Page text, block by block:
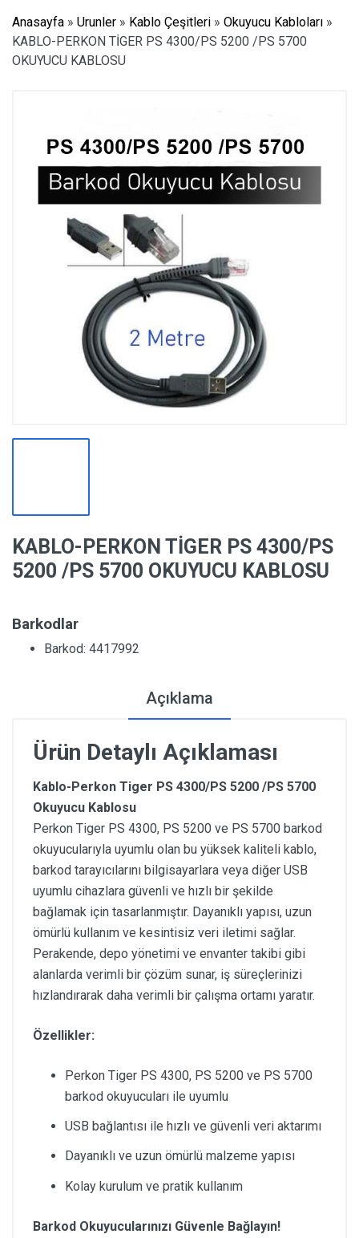
Anasayfa » Urunler » Kablo Çeşitleri » Okuyucu Kabloları »
KABLO-PERKON TİGER PS 4300/PS 5200 /PS 5700
OKUYUCU KABLOSU
KABLO-PERKON TİGER PS 4300/PS
5200 /PS 5700 OKUYUCU KABLOSU
Barkodlar
Barkod: 4417992
Açıklama
Ürün Detaylı Açıklaması
Kablo-Perkon Tiger PS 4300/PS 5200 /PS 5700
Okuyucu Kablosu
Perkon Tiger PS 4300, PS 5200 ve PS 5700 barkod
okuyucularıyla uyumlu olan bu yüksek kaliteli kablo,
barkod tarayıcılarını bilgisayarlara veya diğer USB
uyumlu cihazlara güvenli ve hızlı bir şekilde
bağlamak için tasarlanmıştır. Dayanıklı yapısı, uzun
ömürlü kullanım ve kesintisiz veri iletimi sağlar.
Perakende, depo yönetimi ve envanter takibi gibi
alanlarda verimli bir çözüm sunar, iş süreçlerinizi
hızlandırarak daha verimli bir çalışma ortamı yaratır.
Özellikler:
Perkon Tiger PS 4300, PS 5200 ve PS 5700
barkod okuyucuları ile uyumlu
USB bağlantısı ile hızlı ve güvenli veri aktarımı
Dayanıklı ve uzun ömürlü malzeme yapısı
Kolay kurulum ve pratik kullanım
Barkod Okuyucularınızı Güvenle Bağlayın!